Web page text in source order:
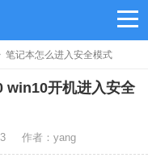
笔记本怎么进入安全模式
win10开机进入安全
作者：yang